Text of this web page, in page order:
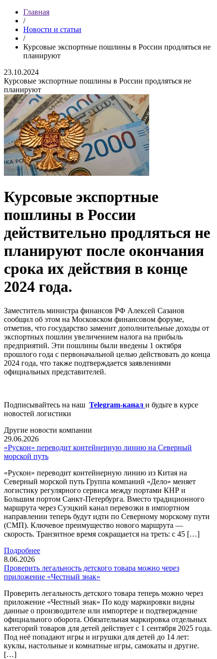
Главная
/
Новости и статьи
/
Курсовые экспортные пошлины в России продляться не
планируют
23.10.2024
Курсовые экспортные пошлины в России продляться не
планируют
Курсовые экспортные
пошлины в России
действительно продляться не
планируют после окончания
срока их действия в конце
2024 года.
Заместитель министра финансов РФ Алексей Сазанов
сообщил об этом на Московском финансовом форуме,
отметив, что государство заменит дополнительные доходы от
экспортных пошлин увеличением налога на прибыль
предприятий. Эти пошлины были введены 1 октября
прошлого года с первоначальной целью действовать до конца
2024 года, что также подтверждается заявлениями
официальных представителей.
Подписывайтесь на наш Telegram-канал и будьте в курсе
новостей логистики
Другие новости компании
29.06.2026
«Рускон» переводит контейнерную линию на Северный
морской путь
«Рускон» переводит контейнерную линию из Китая на
Северный морской путь Группа компаний «Дело» меняет
логистику регулярного сервиса между портами КНР и
Большим портом Санкт-Петербурга. Вместо традиционного
маршрута через Суэцкий канал перевозки в импортном
направлении теперь будут идти по Северному морскому пути
(СМП). Ключевое преимущество нового маршрута —
скорость. Транзитное время сокращается на треть: с 45 […]
Подробнее
8.06.2026
Проверить легальность детского товара можно через
приложение «Честный знак»
Проверить легальность детского товара теперь можно через
приложение «Честный знак» По коду маркировки видны
данные о производителе или импортере и подтверждение
официального оборота. Обязательная маркировка отдельных
категорий товаров для детей действует с 1 сентября 2025 года.
Под неё попадают игры и игрушки для детей до 14 лет:
куклы, настольные и комнатные игры, самокаты и другие.
[…]